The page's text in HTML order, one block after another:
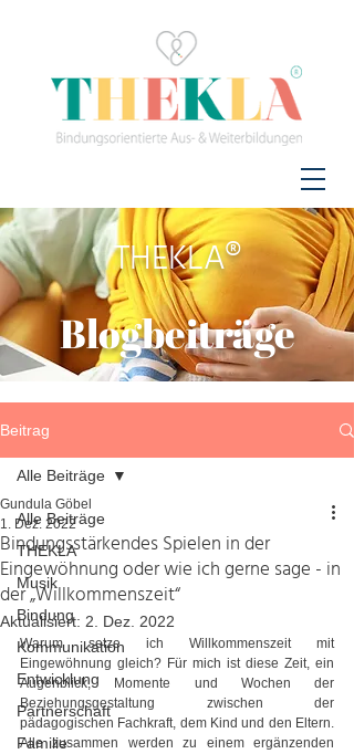
THEKLA®
Blogbeiträge
Beitrag
Alle Beiträge
THEKLA
Musik
Bindung
Kommunikation
Entwicklung
Partnerschaft
Familie
Alle Beiträge
Bindungsstärkendes Spielen in der
Eingewöhnung oder wie ich gerne sage - in
der „Willkommenszeit“
Gundula Göbel
1. Dez. 2022
Aktualisiert: 2. Dez. 2022
Warum setze ich Willkommenszeit mit
Eingewöhnung gleich? Für mich ist diese Zeit, ein
Augenblick, Momente und Wochen der
Beziehungsgestaltung zwischen der
pädagogischen Fachkraft, dem Kind und den Eltern.
Alle zusammen werden zu einem ergänzenden